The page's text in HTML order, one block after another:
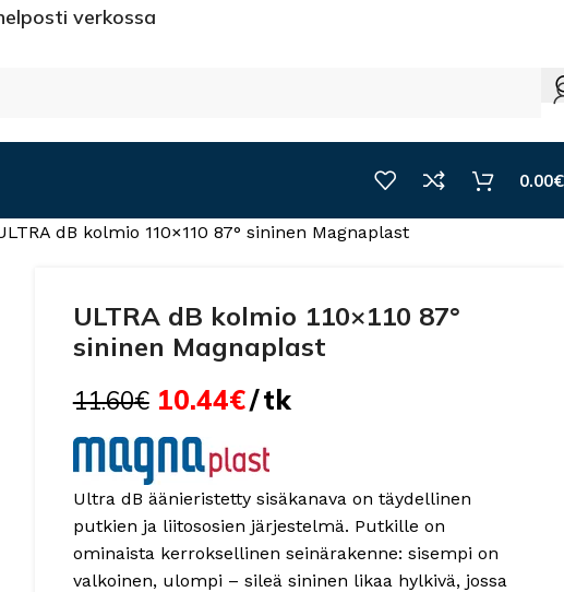
verkossa
0.00€
dB kolmio 110×110 87° sininen Magnaplast
ULTRA dB kolmio 110×110 87°
sininen Magnaplast
11.60€ 10.44€ tk
Ultra dB äänieristetty sisäkanava on täydellinen
putkien ja liitososien järjestelmä. Putkille on
ominaista kerroksellinen seinärakenne: sisempi on
valkoinen, ulompi – sileä sininen likaa hylkivä, jossa